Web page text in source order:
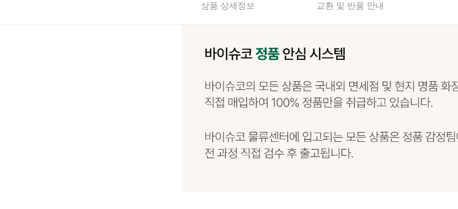
상품 상세정보 교환 및 반품 안내